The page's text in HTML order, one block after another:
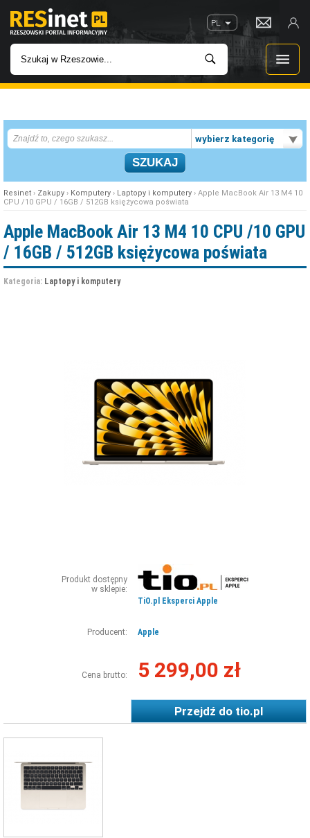
PL
INWESTYCJE
IMPREZY
W KINACH
wybierz kategorię
Resinet › Zakupy › Komputery › Laptopy i komputery › Apple MacBook Air 13 M4 10
CPU /10 GPU / 16GB / 512GB księżycowa poświata
Apple MacBook Air 13 M4 10 CPU /10 GPU
/ 16GB / 512GB księżycowa poświata
Kategoria: Laptopy i komputery
Produkt dostępny
w sklepie:
TiO.pl Eksperci Apple
Producent: Apple
Cena brutto: 5 299,00 zł
Przejdź dotio.pl